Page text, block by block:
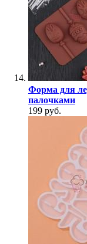
Форма для
палочками
199 руб.